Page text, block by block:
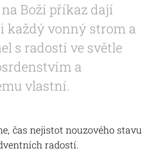
Boží příkaz dají
každý vonný strom a
s radostí ve světle
a
vlastní.
čas nejistot nouzového stavu
radostí.